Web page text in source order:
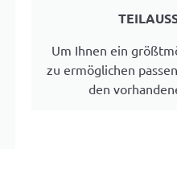
Um Ihnen ein
zu ermöglichen
den